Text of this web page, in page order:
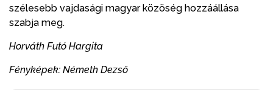
szélesebb vajdasági magyar közöség hozzáállása
szabja meg.
Horváth Futó Hargita
Fényképek: Németh Dezső